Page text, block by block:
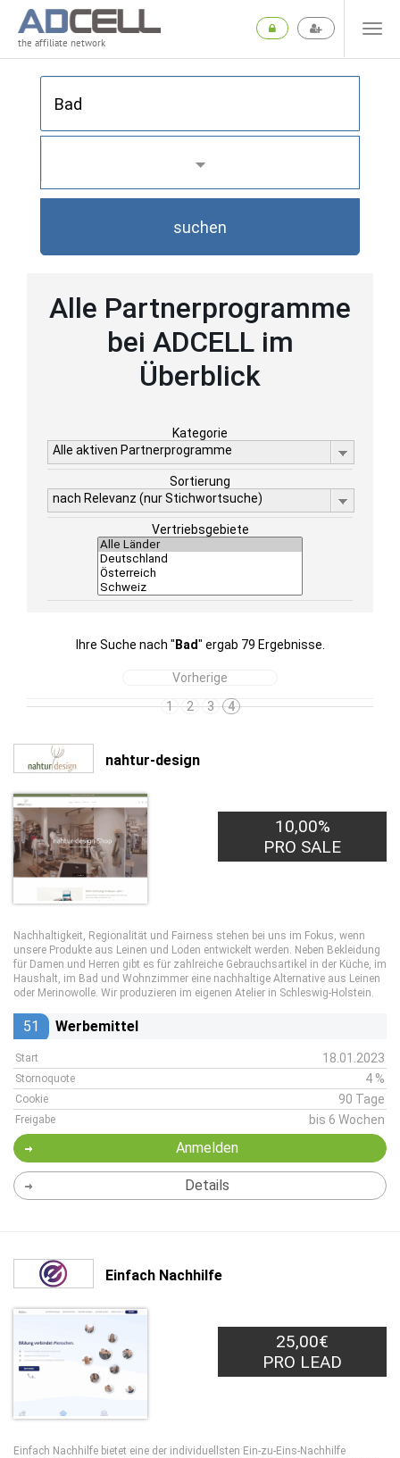
the affiliate network
suchen
Alle Partnerprogramme
bei ADCELL im
Überblick
Kategorie
Alle aktiven Partnerprogramme
Sortierung
nach Relevanz (nur Stichwortsuche)
Vertriebsgebiete
Ihre Suche nach " Bad" ergab 79 Ergebnisse.
Vorherige
1
2 3 4
nahtur-design
10,00%
PRO SALE
Nachhaltigkeit, Regionalität und Fairness stehen bei uns im Fokus, wenn
unsere Produkte aus Leinen und Loden entwickelt werden. Neben Bekleidung
für Damen und Herren gibt es für zahlreiche Gebrauchsartikel in der Küche, im
Haushalt, im Bad und Wohnzimmer eine nachhaltige Alternative aus Leinen
oder Merinowolle. Wir produzieren im eigenen Atelier in Schleswig-Holstein.
51 Werbemittel
Start 18.01.2023
Stornoquote 4 %
Cookie 90 Tage
Freigabe bis 6 Wochen
Anmelden
Details
Einfach Nachhilfe
25,00€
PRO LEAD
Einfach Nachhilfe bietet eine der individuellsten Ein-zu-Eins-Nachhilfe